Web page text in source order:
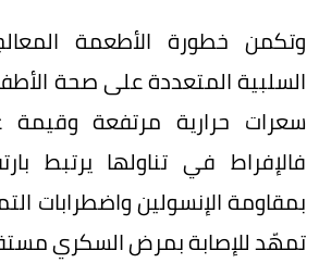
وتكمن خطورة الأطعمة
السلبية المتعددة على صحة
سعرات حرارية مرتفعة وقيمة
فالإفراط في تناولها يرتبط
بمقاومة الإنسولين واضطرابات
تمهّد للإصابة بمرض السكري